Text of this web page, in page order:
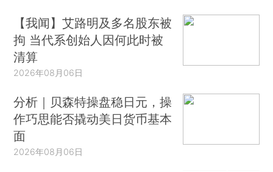
【我闻】艾路明及多名股东被
拘 当代系创始人因何此时被
清算
2026年08月06日
分析｜贝森特操盘稳日元，操
作巧思能否撬动美日货币基本
面
2026年08月06日